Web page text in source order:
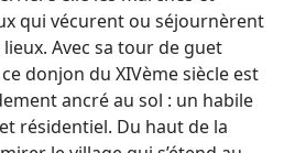
qui vécurent ou séjournèrent
Avec sa tour de guet
donjon du XIVème siècle est
ancré au sol : un habile
résidentiel. Du haut de la